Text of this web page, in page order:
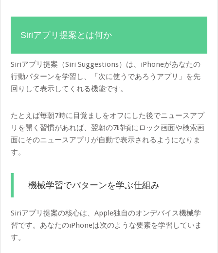
Siriアプリ提案とは何か
Siriアプリ提案（Siri Suggestions）は、iPhoneがあなたの
行動パターンを学習し、「次に使うであろうアプリ」を先
回りして表示してくれる機能です。
たとえば毎朝7時に目覚ましをオフにした後でニュースアプ
リを開く習慣があれば、翌朝の7時頃にロック画面や検索画
面にそのニュースアプリが自動で表示されるようになりま
す。
機械学習でパターンを学ぶ仕組み
Siriアプリ提案の核心は、Apple独自のオンデバイス機械学
習です。あなたのiPhoneは次のような要素を学習していま
す。